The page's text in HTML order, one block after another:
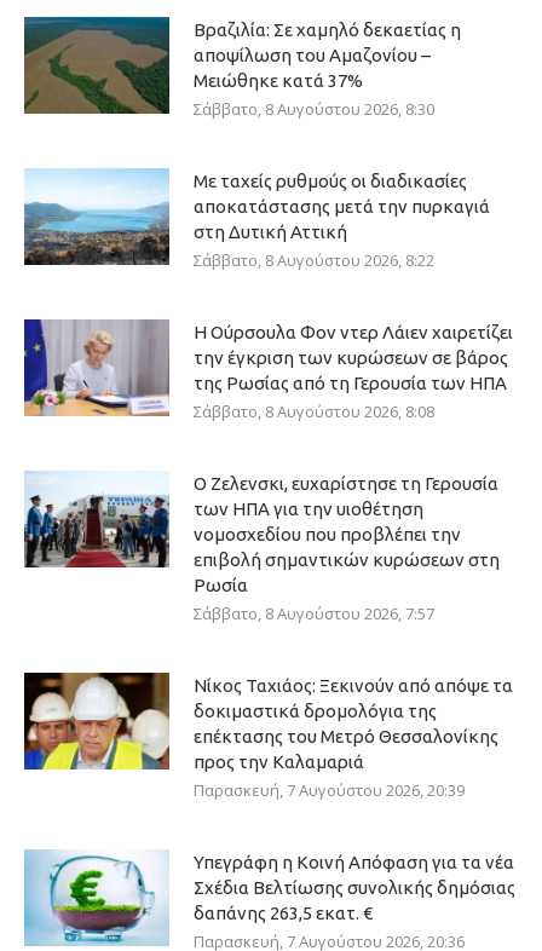
Βραζιλία: Σε χαμηλό δεκαετίας η
αποψίλωση του Αμαζονίου –
Μειώθηκε κατά 37%
Σάββατο, 8 Αυγούστου 2026, 8:30
Με ταχείς ρυθμούς οι διαδικασίες
αποκατάστασης μετά την πυρκαγιά
στη Δυτική Αττική
Σάββατο, 8 Αυγούστου 2026, 8:22
Η Ούρσουλα Φον ντερ Λάιεν χαιρετίζει
την έγκριση των κυρώσεων σε βάρος
της Ρωσίας από τη Γερουσία των ΗΠΑ
Σάββατο, 8 Αυγούστου 2026, 8:08
Ο Ζελενσκι, ευχαρίστησε τη Γερουσία
των ΗΠΑ για την υιοθέτηση
νομοσχεδίου που προβλέπει την
επιβολή σημαντικών κυρώσεων στη
Ρωσία
Σάββατο, 8 Αυγούστου 2026, 7:57
Νίκος Ταχιάος: Ξεκινούν από απόψε τα
δοκιμαστικά δρομολόγια της
επέκτασης του Μετρό Θεσσαλονίκης
προς την Καλαμαριά
Παρασκευή, 7 Αυγούστου 2026, 20:39
Υπεγράφη η Κοινή Απόφαση για τα νέα
Σχέδια Βελτίωσης συνολικής δημόσιας
δαπάνης 263,5 εκατ. €
Παρασκευή, 7 Αυγούστου 2026, 20:36